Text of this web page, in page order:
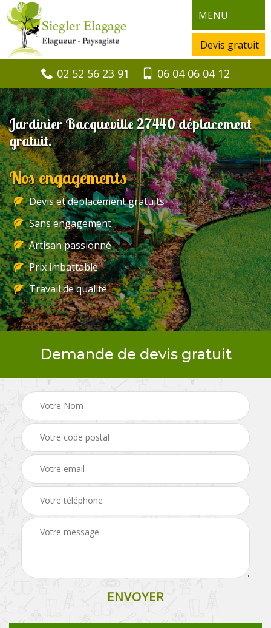
MENU
Devis gratuit
02 52 56 23 91 06 04 06 04 12
Jardinier Bacqueville 27440 déplacement
gratuit.
Nos engagements
Devis et déplacement gratuits
Sans engagement
Artisan passionné
Prix imbattable
Travail de qualité
Demande de devis gratuit